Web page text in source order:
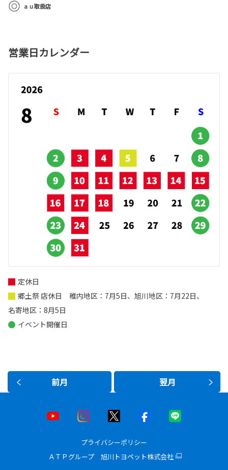
ａｕ取扱店
営業日カレンダー
前月 翌月
定休日
郷土祭 店休日 稚内地区：7月5日、旭川地区：7月22日、
名寄地区：8月5日
イベント開催日
プライバシーポリシー
ＡＴＰグループ 旭川トヨペット株式会社